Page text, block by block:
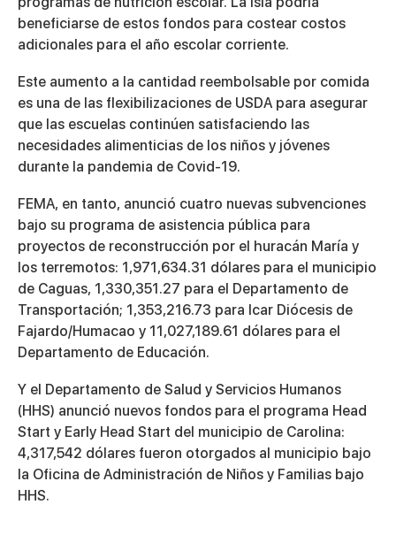
beneficiarse de estos fondos para costear costos
adicionales para el año escolar corriente.
Este aumento a la cantidad reembolsable por comida
es una de las flexibilizaciones de USDA para asegurar
que las escuelas continúen satisfaciendo las
necesidades alimenticias de los niños y jóvenes
durante la pandemia de Covid-19.
FEMA, en tanto, anunció cuatro nuevas subvenciones
bajo su programa de asistencia pública para
proyectos de reconstrucción por el huracán María y
los terremotos: 1,971,634.31 dólares para el municipio
de Caguas, 1,330,351.27 para el Departamento de
Transportación; 1,353,216.73 para Icar Diócesis de
Fajardo/Humacao y 11,027,189.61 dólares para el
Departamento de Educación.
Y el Departamento de Salud y Servicios Humanos
(HHS) anunció nuevos fondos para el programa Head
Start y Early Head Start del municipio de Carolina:
4,317,542 dólares fueron otorgados al municipio bajo
la Oficina de Administración de Niños y Familias bajo
HHS.